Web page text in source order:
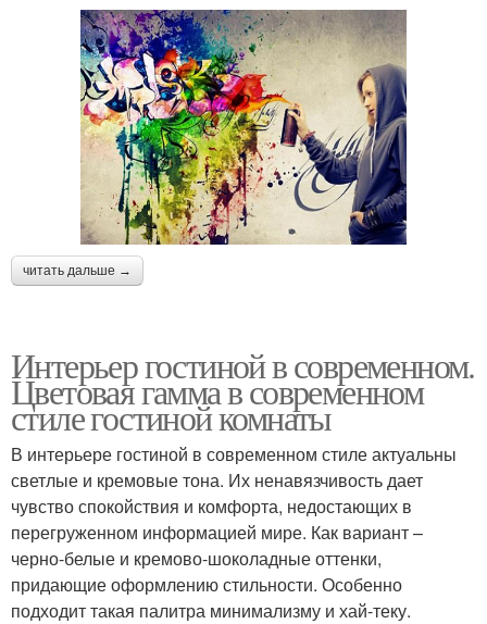
читать дальше →
Интерьер гостиной в современном.
Цветовая гамма в современном
стиле гостиной комнаты
В интерьере гостиной в современном стиле актуальны
светлые и кремовые тона. Их ненавязчивость дает
чувство спокойствия и комфорта, недостающих в
перегруженном информацией мире. Как вариант –
черно-белые и кремово-шоколадные оттенки,
придающие оформлению стильности. Особенно
подходит такая палитра минимализму и хай-теку.